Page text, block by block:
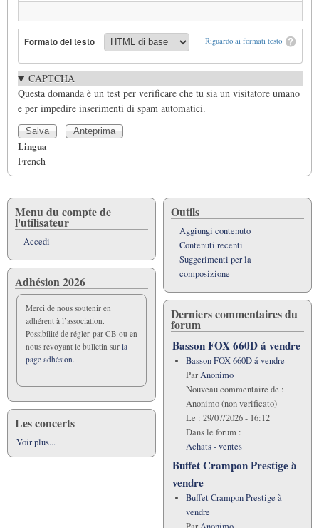
Riguardo ai formati testo
Formato del testo
CAPTCHA
Questa domanda è un test per verificare che tu sia un visitatore umano
e per impedire inserimenti di spam automatici.
Lingua
French
Menu du compte de
l'utilisateur
Accedi
Adhésion 2026
Merci de nous soutenir en
adhérent à l’association.
Possibilité de régler par CB ou en
nous revoyant le bulletin sur la
page adhésion.
Les concerts
Voir plus...
Outils
Aggiungi contenuto
Contenuti recenti
Suggerimenti per la
composizione
Derniers commentaires du
forum
Basson FOX 660D á vendre
Basson FOX 660D á vendre
ParAnonimo
Nouveau commentaire de :
Anonimo (non verificato)
Le : 29/07/2026 - 16:12
Dans le forum :
Achats - ventes
Buffet Crampon Prestige à
vendre
Buffet Crampon Prestige à
vendre